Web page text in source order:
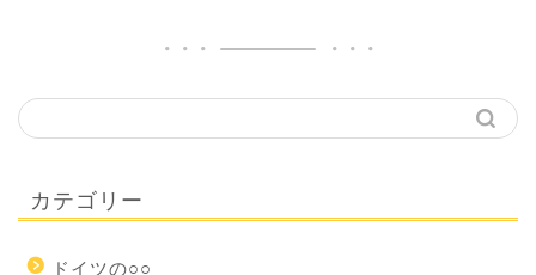
カテゴリー
ドイツの○○